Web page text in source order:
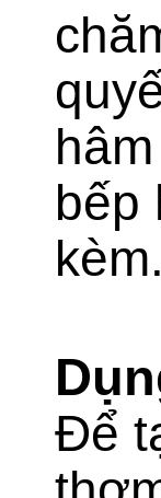
bếp
kèm.
Để